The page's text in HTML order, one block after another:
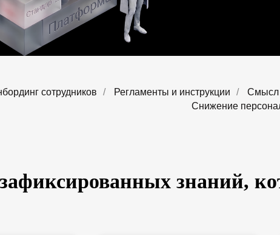
сотрудников / Регламенты и инструкции / Смысл
Снижение
знаний,